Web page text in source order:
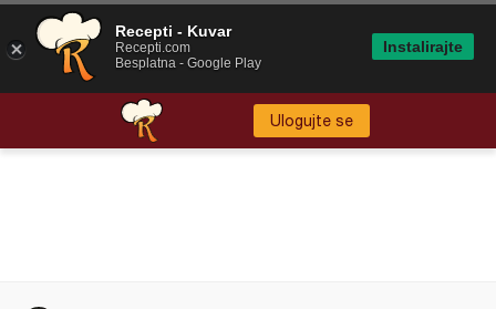
Ulogujte se
Recepti - Kuvar
Recepti.com
Besplatna - Google Play
Instalirajte